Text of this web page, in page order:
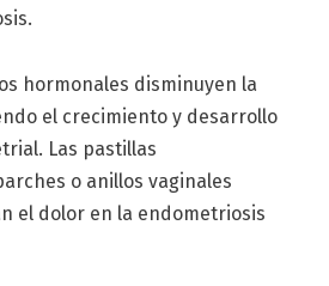
hormonales disminuyen la
el crecimiento y desarrollo
Las pastillas
o anillos vaginales
el dolor en la endometriosis